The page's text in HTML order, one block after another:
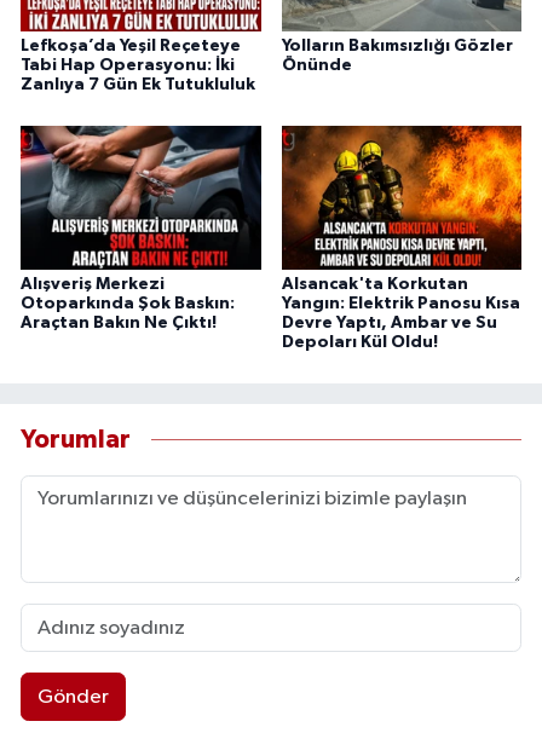
Lefkoşa’da Yeşil Reçeteye
Tabi Hap Operasyonu: İki
Zanlıya 7 Gün Ek Tutukluluk
Yolların Bakımsızlığı Gözler
Önünde
Alışveriş Merkezi
Otoparkında Şok Baskın:
Araçtan Bakın Ne Çıktı!
Alsancak'ta Korkutan
Yangın: Elektrik Panosu Kısa
Devre Yaptı, Ambar ve Su
Depoları Kül Oldu!
Yorumlar
Gönder